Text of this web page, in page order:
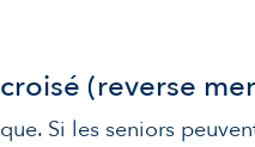
(reverse
Si les seniors